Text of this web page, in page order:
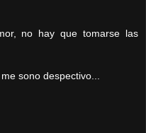
no hay que tomarse las
sono despectivo...